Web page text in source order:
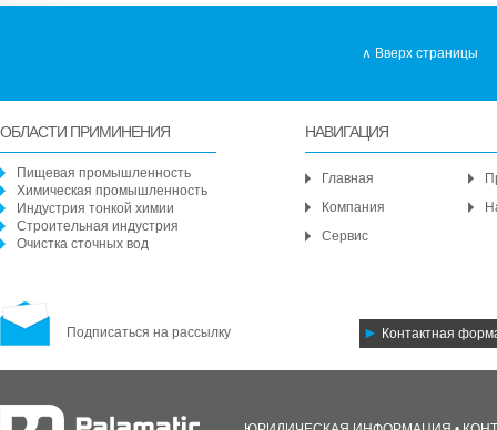
Вверх страницы
ОБЛАСТИ ПРИМИНЕНИЯ
Пищевая промышленность
Химическая промышленность
Индустрия тонкой химии
Строительная индустрия
Очистка сточных вод
НАВИГАЦИЯ
Главная
Компания
Сервис
Подписаться на рассылку Контактная